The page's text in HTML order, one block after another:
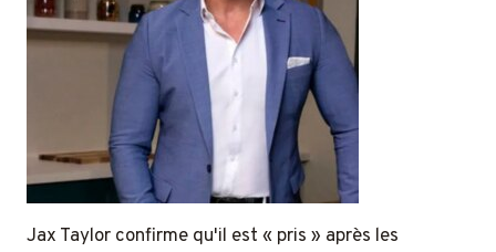
Jax Taylor confirme qu'il est « pris » après les